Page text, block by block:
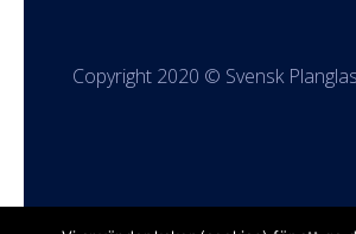
Copyright 2020 © Svensk